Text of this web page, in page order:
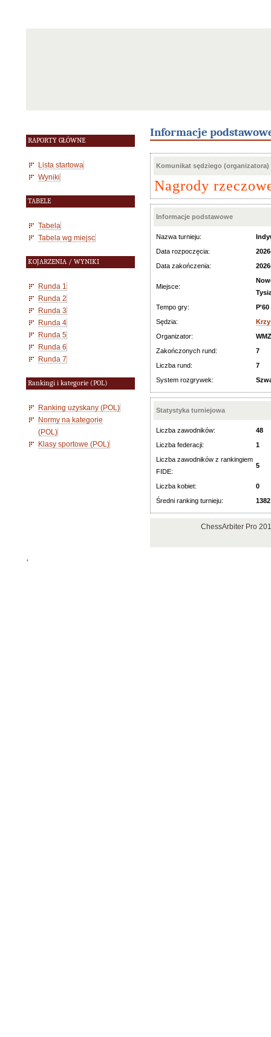
RAPORTY GŁÓWNE
Lista startowa
Wyniki
TABELE
Tabela
Tabela wg miejsc
KOJARZENIA / WYNIKI
Runda 1
Runda 2
Runda 3
Runda 4
Runda 5
Runda 6
Runda 7
Rankingi i kategorie (POL)
Ranking uzyskany (POL)
Normy na kategorie
(POL)
Klasy sportowe (POL)
Informacje
Komunikat sędziego (organizatora)
Nagrody
Informacje podstawowe
Nazwa turnieju:
Data rozpoczęcia:
Data zakończenia:
Miejsce:
Tempo gry:
P'60
Sędzia:
Organizator:
Zakończonych rund:
7
Liczba rund:
7
System rozgrywek:
Statystyka turniejowa
Liczba zawodników:
48
Liczba federacji:
1
Liczba zawodników z rankingiem
FIDE:
5
Liczba kobiet:
0
Średni ranking turnieju:
1382
ChessArbiter Pro
'